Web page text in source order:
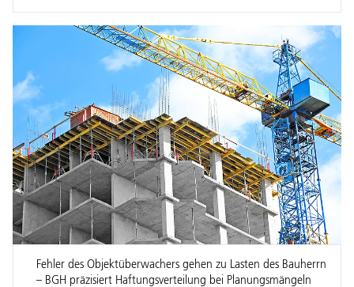
Fehler des Objektüberwachers gehen zu Lasten des Bauherrn
– BGH präzisiert Haftungsverteilung bei Planungsmängeln